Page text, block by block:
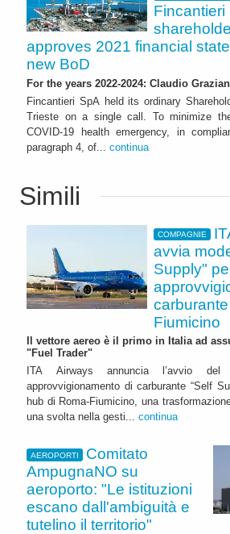
Fincantieri
approves 2021 financial
new BoD
For the years 2022-2024: Claudio
Fincantieri SpA held its ordinary
Trieste on a single call. To minimize
COVID-19 health emergency, in
paragraph 4, of... continua
Simili
COMPAGNIE
avvia
Supply"
Fiumicino
Il vettore aereo è il primo in Italia ad
"Fuel Trader"
ITA Airways annuncia l’avvio
approvvigionamento di carburante “Self
hub di Roma-Fiumicino, una
una svolta nella gesti... continua
AEROPORTI
Comitato
AmpugnaNO su
aeroporto: "Le istituzioni
escano dall'ambiguità e
tutelino il territorio"